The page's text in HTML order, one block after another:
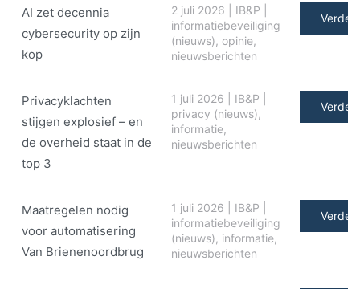
AI zet decennia
cybersecurity op zijn
kop
2 juli 2026 IB&P
informatiebeveiliging
(nieuws), opinie,
nieuwsberichten
Verder
Privacyklachten
stijgen explosief – en
de overheid staat in de
top 3
1 juli 2026 IB&P
privacy (nieuws),
informatie,
nieuwsberichten
Verder
Maatregelen nodig
voor automatisering
Van Brienenoordbrug
1 juli 2026 IB&P
informatiebeveiliging
(nieuws), informatie,
nieuwsberichten
Verder